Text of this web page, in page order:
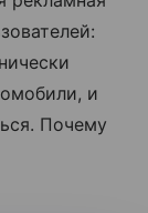
и
Почему